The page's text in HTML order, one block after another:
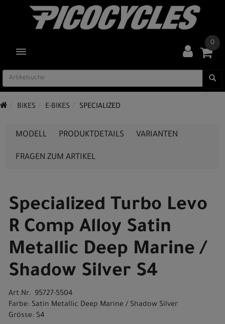
TOGGLE NAVIGATION
0
BIKES E-BIKES SPECIALIZED
MODELL PRODUKTDETAILS VARIANTEN
FRAGEN ZUM ARTIKEL
Specialized Turbo Levo
R Comp Alloy Satin
Metallic Deep Marine /
Shadow Silver S4
Art.Nr. 95727-5504
Farbe: Satin Metallic Deep Marine / Shadow Silver
Grösse: S4